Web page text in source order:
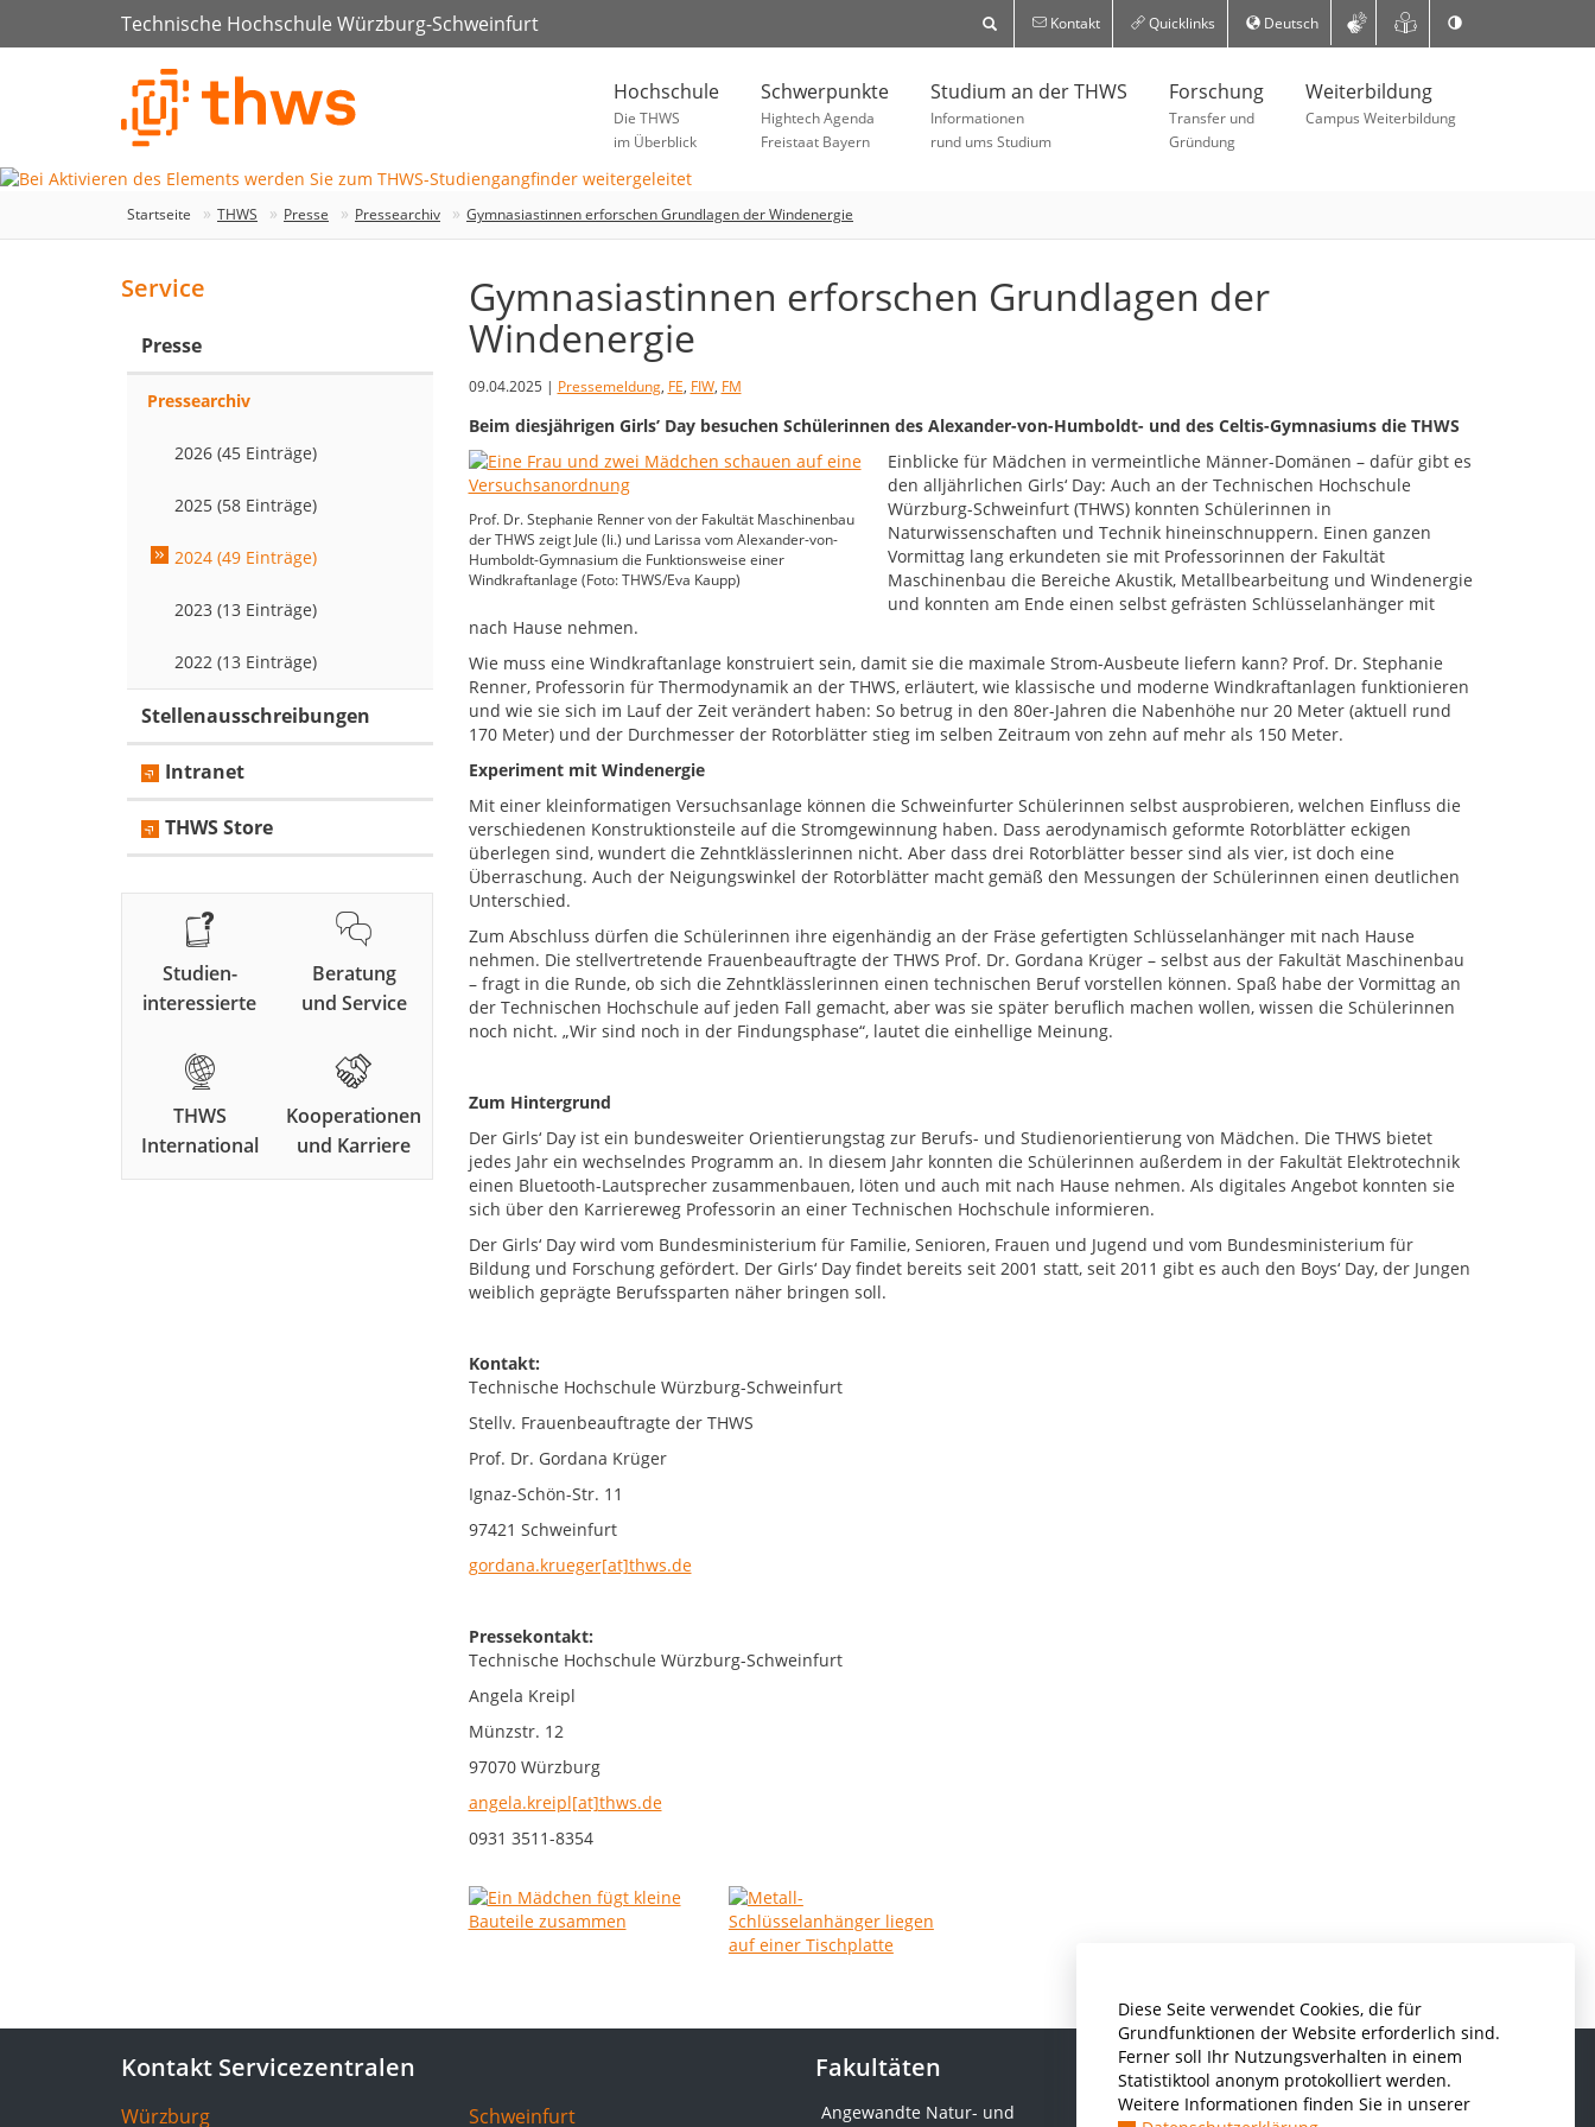
Diese Seite verwendet Cookies, die für
Grundfunktionen der Website erforderlich sind.
Ferner soll Ihr Nutzungsverhalten in einem
Statistiktool anonym protokolliert werden.
Weitere Informationen finden Sie in unserer
Technische Hochschule Würzburg-Schweinfurt Kontakt Quicklinks Deutsch
Hochschule
Die THWS
im Überblick
Schwerpunkte
Hightech Agenda
Freistaat Bayern
Studium an der THWS
Informationen
rund ums Studium
Forschung
Transfer und
Gründung
Weiterbildung
Campus Weiterbildung
Startseite THWS Presse Pressearchiv Gymnasiastinnen erforschen Grundlagen der Windenergie
Gymnasiastinnen erforschen Grundlagen der
Windenergie
09.04.2025 | Pressemeldung, FE, FIW, FM
Beim diesjährigen Girls’ Day besuchen Schülerinnen des Alexander-von-Humboldt- und des Celtis-Gymnasiums die THWS
Prof. Dr. Stephanie Renner von der Fakultät Maschinenbau
der THWS zeigt Jule (li.) und Larissa vom Alexander-von-
Humboldt-Gymnasium die Funktionsweise einer
Windkraftanlage (Foto: THWS/Eva Kaupp)
Einblicke für Mädchen in vermeintliche Männer-Domänen – dafür gibt es
den alljährlichen Girls‘ Day: Auch an der Technischen Hochschule
Würzburg-Schweinfurt (THWS) konnten Schülerinnen in
Naturwissenschaften und Technik hineinschnuppern. Einen ganzen
Vormittag lang erkundeten sie mit Professorinnen der Fakultät
Maschinenbau die Bereiche Akustik, Metallbearbeitung und Windenergie
und konnten am Ende einen selbst gefrästen Schlüsselanhänger mit
nach Hause nehmen.
Wie muss eine Windkraftanlage konstruiert sein, damit sie die maximale Strom-Ausbeute liefern kann? Prof. Dr. Stephanie
Renner, Professorin für Thermodynamik an der THWS, erläutert, wie klassische und moderne Windkraftanlagen funktionieren
und wie sie sich im Lauf der Zeit verändert haben: So betrug in den 80er-Jahren die Nabenhöhe nur 20 Meter (aktuell rund
170 Meter) und der Durchmesser der Rotorblätter stieg im selben Zeitraum von zehn auf mehr als 150 Meter.
Experiment mit Windenergie
Mit einer kleinformatigen Versuchsanlage können die Schweinfurter Schülerinnen selbst ausprobieren, welchen Einfluss die
verschiedenen Konstruktionsteile auf die Stromgewinnung haben. Dass aerodynamisch geformte Rotorblätter eckigen
überlegen sind, wundert die Zehntklässlerinnen nicht. Aber dass drei Rotorblätter besser sind als vier, ist doch eine
Überraschung. Auch der Neigungswinkel der Rotorblätter macht gemäß den Messungen der Schülerinnen einen deutlichen
Unterschied.
Zum Abschluss dürfen die Schülerinnen ihre eigenhändig an der Fräse gefertigten Schlüsselanhänger mit nach Hause
nehmen. Die stellvertretende Frauenbeauftragte der THWS Prof. Dr. Gordana Krüger – selbst aus der Fakultät Maschinenbau
– fragt in die Runde, ob sich die Zehntklässlerinnen einen technischen Beruf vorstellen können. Spaß habe der Vormittag an
der Technischen Hochschule auf jeden Fall gemacht, aber was sie später beruflich machen wollen, wissen die Schülerinnen
noch nicht. „Wir sind noch in der Findungsphase“, lautet die einhellige Meinung.
Zum Hintergrund
Der Girls‘ Day ist ein bundesweiter Orientierungstag zur Berufs- und Studienorientierung von Mädchen. Die THWS bietet
jedes Jahr ein wechselndes Programm an. In diesem Jahr konnten die Schülerinnen außerdem in der Fakultät Elektrotechnik
einen Bluetooth-Lautsprecher zusammenbauen, löten und auch mit nach Hause nehmen. Als digitales Angebot konnten sie
sich über den Karriereweg Professorin an einer Technischen Hochschule informieren.
Der Girls‘ Day wird vom Bundesministerium für Familie, Senioren, Frauen und Jugend und vom Bundesministerium für
Bildung und Forschung gefördert. Der Girls‘ Day findet bereits seit 2001 statt, seit 2011 gibt es auch den Boys‘ Day, der Jungen
weiblich geprägte Berufssparten näher bringen soll.
Kontakt:
Technische Hochschule Würzburg-Schweinfurt
Stellv. Frauenbeauftragte der THWS
Prof. Dr. Gordana Krüger
Ignaz-Schön-Str. 11
97421 Schweinfurt
gordana.krueger[at]thws.de
Pressekontakt:
Technische Hochschule Würzburg-Schweinfurt
Angela Kreipl
Münzstr. 12
97070 Würzburg
angela.kreipl[at]thws.de
0931 3511-8354
Service
Presse
Pressearchiv
2026 (45 Einträge)
2025 (58 Einträge)
2024 (49 Einträge)
2023 (13 Einträge)
2022 (13 Einträge)
Stellenausschreibungen
Intranet
THWS Store
Studien-
interessierte
Beratung
und Service
THWS
International
Kooperationen
und Karriere
Kontakt Servicezentralen
Würzburg Schweinfurt
Fakultäten
Angewandte Natur- und
Informatik und Wirtschaftsinformatik